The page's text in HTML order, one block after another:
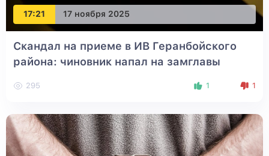
17:21 17 ноября 2025
Скандал на приеме в ИВ Геранбойского
района: чиновник напал на замглавы
295 1 1